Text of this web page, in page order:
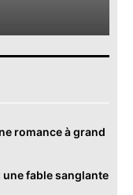
romance à grand
fable sanglante